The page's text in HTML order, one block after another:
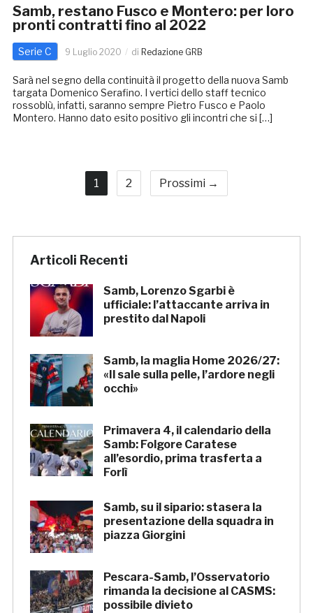
Samb, restano Fusco e Montero: per loro
pronti contratti fino al 2022
Serie C 9 Luglio 2020 di Redazione GRB
Sarà nel segno della continuità il progetto della nuova Samb
targata Domenico Serafino. I vertici dello staff tecnico
rossoblù, infatti, saranno sempre Pietro Fusco e Paolo
Montero. Hanno dato esito positivo gli incontri che si […]
1 2 Prossimi →
Articoli Recenti
Samb, Lorenzo Sgarbi è
ufficiale: l’attaccante arriva in
prestito dal Napoli
Samb, la maglia Home 2026/27:
«Il sale sulla pelle, l’ardore negli
occhi»
Primavera 4, il calendario della
Samb: Folgore Caratese
all’esordio, prima trasferta a
Forlì
Samb, su il sipario: stasera la
presentazione della squadra in
piazza Giorgini
Pescara-Samb, l’Osservatorio
rimanda la decisione al CASMS:
possibile divieto